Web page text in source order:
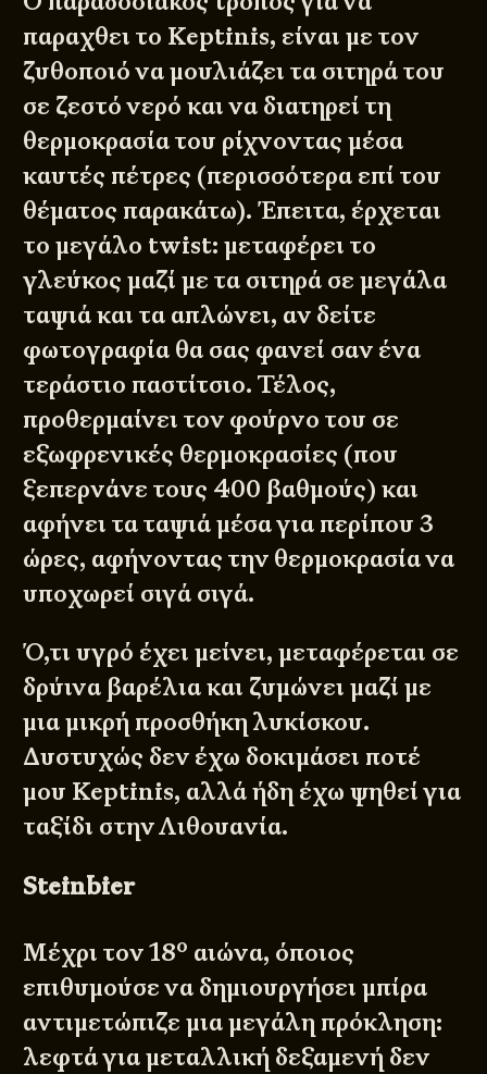
παραχθει το Keptinis, είναι με τον
ζυθοποιό να μουλιάζει τα σιτηρά του
σε ζεστό νερό και να διατηρεί τη
θερμοκρασία του ρίχνοντας μέσα
καυτές πέτρες (περισσότερα επί του
θέματος παρακάτω). Έπειτα, έρχεται
το μεγάλο twist: μεταφέρει το
γλεύκος μαζί με τα σιτηρά σε μεγάλα
ταψιά και τα απλώνει, αν δείτε
φωτογραφία θα σας φανεί σαν ένα
τεράστιο παστίτσιο. Τέλος,
προθερμαίνει τον φούρνο του σε
εξωφρενικές θερμοκρασίες (που
ξεπερνάνε τους 400 βαθμούς) και
αφήνει τα ταψιά μέσα για περίπου 3
ώρες, αφήνοντας την θερμοκρασία να
υποχωρεί σιγά σιγά.
Ό,τι υγρό έχει μείνει, μεταφέρεται σε
δρύινα βαρέλια και ζυμώνει μαζί με
μια μικρή προσθήκη λυκίσκου.
Δυστυχώς δεν έχω δοκιμάσει ποτέ
μου Keptinis, αλλά ήδη έχω ψηθεί για
ταξίδι στην Λιθουανία.
Steinbier
Μέχρι τον 18ο αιώνα, όποιος
επιθυμούσε να δημιουργήσει μπίρα
αντιμετώπιζε μια μεγάλη πρόκληση:
λεφτά για μεταλλική δεξαμενή δεν